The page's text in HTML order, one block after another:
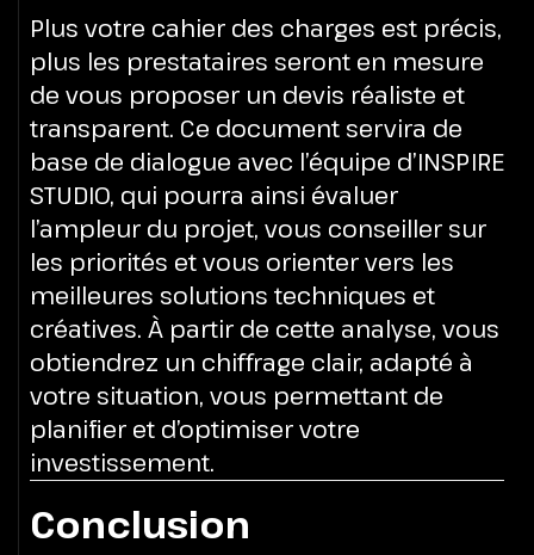
Plus votre cahier des charges est précis,
plus les prestataires seront en mesure
de vous proposer un devis réaliste et
transparent. Ce document servira de
base de dialogue avec l’équipe d’INSPIRE
STUDIO, qui pourra ainsi évaluer
l’ampleur du projet, vous conseiller sur
les priorités et vous orienter vers les
meilleures solutions techniques et
créatives. À partir de cette analyse, vous
obtiendrez un chiffrage clair, adapté à
votre situation, vous permettant de
planifier et d’optimiser votre
investissement.
Conclusion